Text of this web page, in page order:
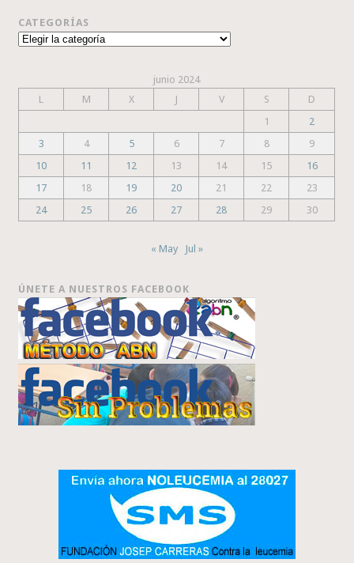
CATEGORÍAS
Categorías
junio 2024
L
M X J V S
D
1
2
3
4 5 6 7 8
9
10
11 12 13 14 15
16
17
18 19 20 21 22
23
24
25 26 27 28 29 30
« May Jul »
ÚNETE A NUESTROS FACEBOOK